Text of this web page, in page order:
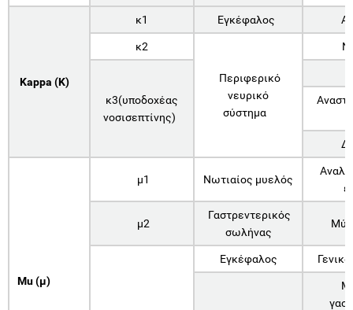
Kappa (K)
κ1 Εγκέφαλος
κ2
Περιφερικό
νευρικό
σύστημα
κ3(υποδοχέας
νοσισεπτίνης)
Mu (μ)
μ1 Νωτιαίος μυελός
μ2
Γαστρεντερικός
σωλήνας
Εγκέφαλος